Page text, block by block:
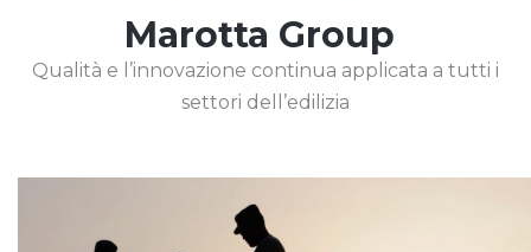
Marotta Group
Qualità e l’innovazione continua applicata a tutti i
settori dell’edilizia